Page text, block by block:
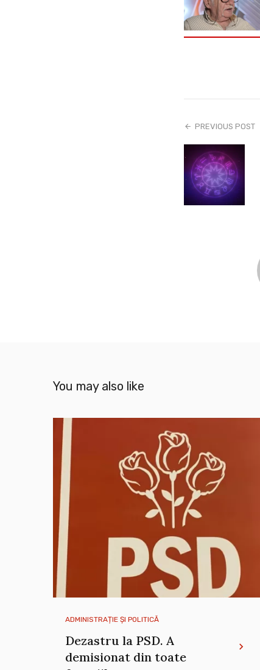
PREVIOUS POST
You may also like
ADMINISTRAȚIE ȘI POLITICĂ
Dezastru la PSD. A
demisionat din toate